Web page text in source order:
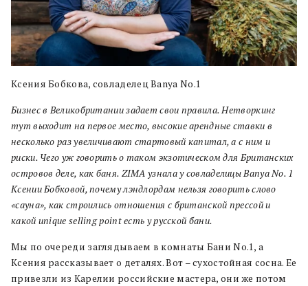
Ксения Бобкова, совладелец Banya No.1
Бизнес в Великобритании задает свои правила. Нетворкинг
тут выходит на первое место, высокие арендные ставки в
несколько раз увеличивают стартовый капитал, а с ним и
риски. Чего уж говорить о таком экзотическом для Британских
островов деле, как баня. ZIMA узнала у совладелицыBanyaNo. 1
Ксении Бобковой, почему лэндлордам нельзя говорить слово
«сауна», как строились отношения с британской прессой и
какой unique sellingpointесть у русской бани.
Мы по очереди заглядываем в комнаты Бани No.1, а
Ксения рассказывает о деталях. Вот – сухостойная сосна. Ее
привезли из Карелии российские мастера, они же потом